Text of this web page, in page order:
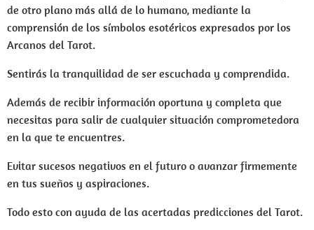
de otro plano más allá de lo humano, mediante la
comprensión de los símbolos esotéricos expresados por los
Arcanos del Tarot.
Sentirás la tranquilidad de ser escuchada y comprendida.
Además de recibir información oportuna y completa que
necesitas para salir de cualquier situación comprometedora
en la que te encuentres.
Evitar sucesos negativos en el futuro o avanzar firmemente
en tus sueños y aspiraciones.
Todo esto con ayuda de las acertadas predicciones del Tarot.